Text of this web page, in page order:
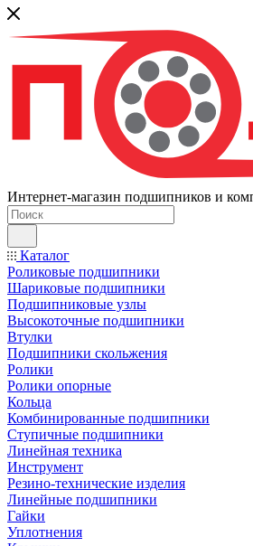
Интернет-магазин подшипников и
Каталог
Роликовые подшипники
Шариковые подшипники
Подшипниковые узлы
Высокоточные подшипники
Втулки
Подшипники скольжения
Ролики
Ролики опорные
Кольца
Комбинированные подшипники
Ступичные подшипники
Линейная техника
Инструмент
Резино-технические изделия
Линейные подшипники
Гайки
Уплотнения